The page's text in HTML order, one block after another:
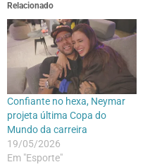
Relacionado
Confiante no hexa, Neymar
projeta última Copa do
Mundo da carreira
19/05/2026
Em "Esporte"